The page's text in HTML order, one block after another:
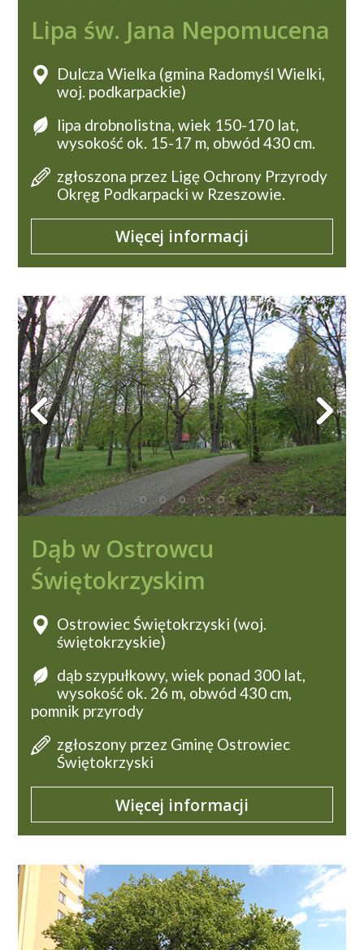
Lipa św. Jana Nepomucena
Dulcza Wielka (gmina Radomyśl Wielki,
woj. podkarpackie)
lipa drobnolistna, wiek 150-170 lat,
wysokość ok. 15-17 m, obwód 430 cm.
zgłoszona przez Ligę Ochrony Przyrody
Okręg Podkarpacki w Rzeszowie.
Więcej informacji
Dąb w Ostrowcu
Świętokrzyskim
Ostrowiec Świętokrzyski (woj.
świętokrzyskie)
dąb szypułkowy, wiek ponad 300 lat,
wysokość ok. 26 m, obwód 430 cm,
pomnik przyrody
zgłoszony przez Gminę Ostrowiec
Świętokrzyski
Więcej informacji